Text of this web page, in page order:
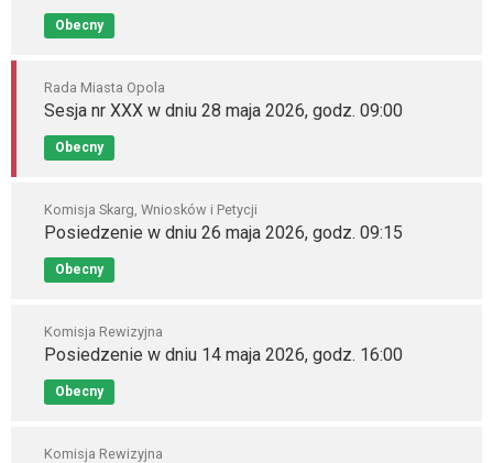
Obecny
Rada Miasta Opola
Sesja nr XXX w dniu 28 maja 2026, godz. 09:00
Obecny
Komisja Skarg, Wniosków i Petycji
Posiedzenie w dniu 26 maja 2026, godz. 09:15
Obecny
Komisja Rewizyjna
Posiedzenie w dniu 14 maja 2026, godz. 16:00
Obecny
Komisja Rewizyjna